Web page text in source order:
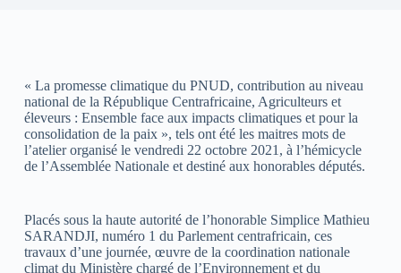
« La promesse climatique du PNUD, contribution au niveau
national de la République Centrafricaine, Agriculteurs et
éleveurs : Ensemble face aux impacts climatiques et pour la
consolidation de la paix », tels ont été les maitres mots de
l’atelier organisé le vendredi 22 octobre 2021, à l’hémicycle
de l’Assemblée Nationale et destiné aux honorables députés.
Placés sous la haute autorité de l’honorable Simplice Mathieu
SARANDJI, numéro 1 du Parlement centrafricain, ces
travaux d’une journée, œuvre de la coordination nationale
climat du Ministère chargé de l’Environnement et du